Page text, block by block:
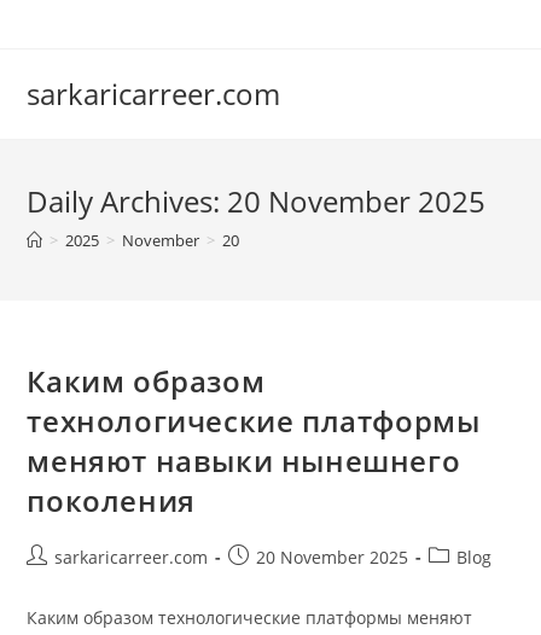
sarkaricarreer.com
Daily Archives: 20 November 2025
> 2025 > November > 20
Каким образом
технологические платформы
меняют навыки нынешнего
поколения
Postsarkaricarreer.com
Post20 November 2025
PostBlog
Каким образом технологические платформы меняют